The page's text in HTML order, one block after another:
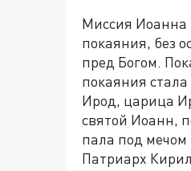
Миссия Иоанна
покаяния, без
пред Богом.
покаяния
Ирод, царица
святой Иоанн,
пала под мечом
Патриарх